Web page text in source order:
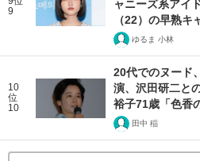
9
ャニーズ系アイ
（22）の早熟キ
ゆるま 小林
10
位
10
20代でのヌード
演、沢田研二と
裕子71歳「色香
田中 稲